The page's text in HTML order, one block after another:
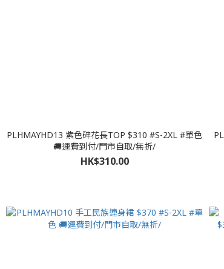
PLHMAYHD13 紫色碎花長TOP $310 #S-2XL #單色
🚚運費到付/門市自取/無折/
HK$310.00